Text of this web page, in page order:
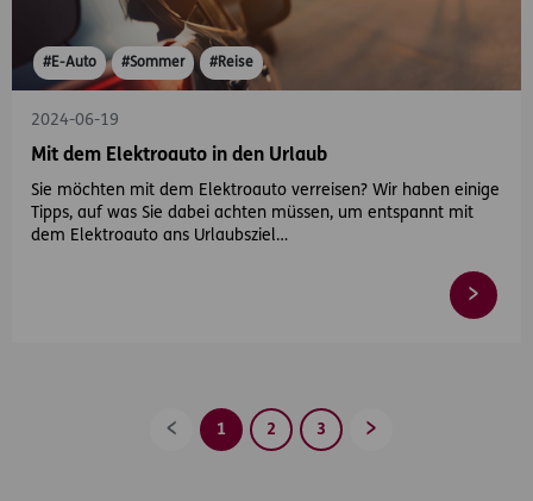
#E-Auto #Sommer #Reise
2024-06-19
Mit dem Elektroauto in den Urlaub
Sie möchten mit dem Elektroauto verreisen? Wir haben einige
Tipps, auf was Sie dabei achten müssen, um entspannt mit
dem Elektroauto ans Urlaubsziel…
Zurück1 2 3 Vorwärts